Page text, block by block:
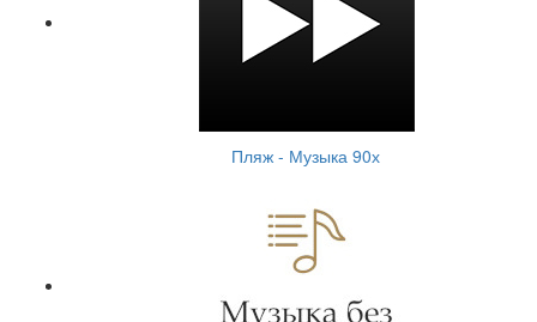
Пляж - Музыка 90х